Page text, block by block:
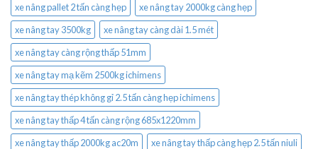
xe nâng pallet 2 tấn càng hẹp
xe nâng tay 2000kg càng hẹp
xe nâng tay 3500kg
xe nâng tay càng dài 1.5 mét
xe nâng tay càng rộng thấp 51mm
xe nâng tay mạ kẽm 2500kg ichimens
xe nâng tay thép không gỉ 2.5 tấn càng hẹp ichimens
xe nâng tay thấp 4 tấn càng rộng 685x1220mm
xe nâng tay thấp 2000kg ac20m
xe nâng tay thấp càng hẹp 2.5 tấn niuli